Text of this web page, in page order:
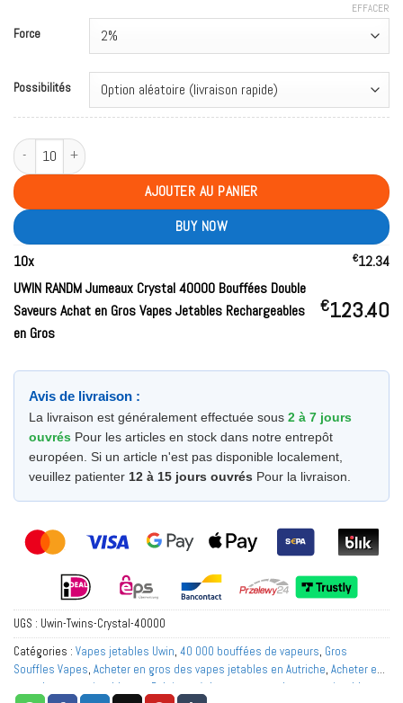
Force
Possibilités
EFFACER
quantité de UWIN RANDM Twins Crystal 40000 Puffs Double Tastes Bulk
AJOUTER AU PANIER
BUY NOW
10x €12.34
UWIN RANDM Jumeaux Crystal 40000 Bouffées Double
Saveurs Achat en Gros Vapes Jetables Rechargeables
en Gros
€123.40
Avis de livraison :
La livraison est généralement effectuée sous 2 à 7 jours
ouvrés Pour les articles en stock dans notre entrepôt
européen. Si un article n'est pas disponible localement,
veuillez patienter 12 à 15 jours ouvrés Pour la livraison.
UGS : Uwin-Twins-Crystal-40000
Catégories : Vapes jetables Uwin, 40 000 bouffées de vapeurs, Gros
Souffles Vapes, Acheter en gros des vapes jetables en Autriche, Acheter en
gros des vapes jetables en Belgique
Acheter en gros des vapes jetables en